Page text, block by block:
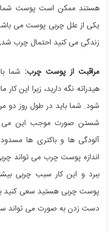
هستند ممکن است پوست شما
یکی از علل چربی پوست می
زندگی می کنید احتمال چرب
مراقبت از پوست چرب: شما
هیدراته نگه دارید، زیرا این
شود. شما باید در طول روز دو
شستن صورت موجب این می
آلودگی ها و باکتری ها
اندازه پوست چرب می تواند
ببرد و این کار سبب چربی
پوست چربی هستید سعی کنید
دست زدن به صورت می تواند